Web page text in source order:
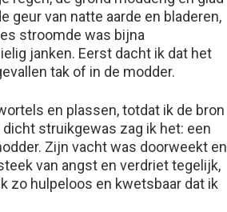
geur van natte aarde en bladeren,
stroomde was bijna
janken. Eerst dacht ik dat het
tak of in de modder.
en plassen, totdat ik de bron
dicht struikgewas zag ik het: een
Zijn vacht was doorweekt en
van angst en verdriet tegelijk,
zo hulpeloos en kwetsbaar dat ik